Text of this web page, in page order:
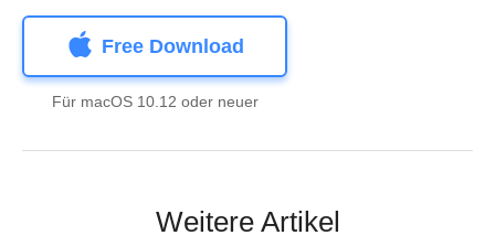
Free Download
Für macOS 10.12 oder neuer
Weitere Artikel